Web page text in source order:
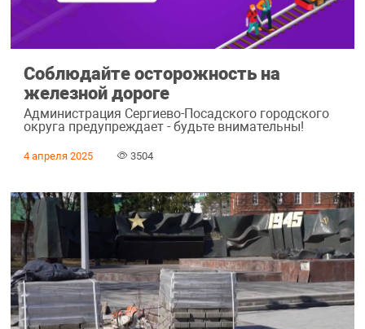
Соблюдайте осторожность на
железной дороге
Администрация Сергиево-Посадского городского
округа предупреждает - будьте внимательны!
4 апреля 2025 3504